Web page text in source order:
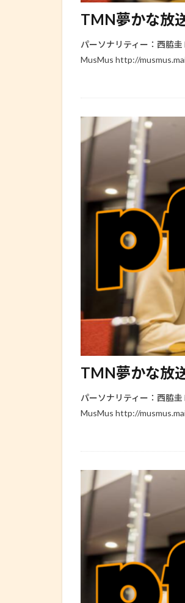
TMN夢かな放
パーソナリティー：西脇
MusMus http://
TMN夢かな放
パーソナリティー：西脇
MusMus http://